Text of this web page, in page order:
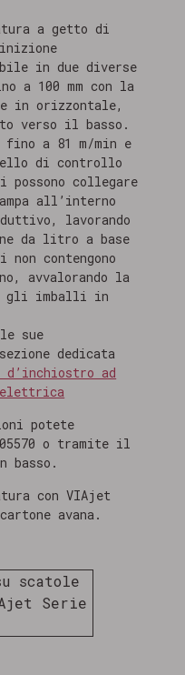
a getto di
in due diverse
a 100 mm con la
in orizzontale,
verso il basso.
fino a 81 m/min e
di controllo
possono collegare
all’interno
lavorando
da litro a base
contengono
avvalorando la
gli imballi in
sue
dedicata
d’inchiostro ad
potete
o tramite il
basso.
con VIAjet
avana.